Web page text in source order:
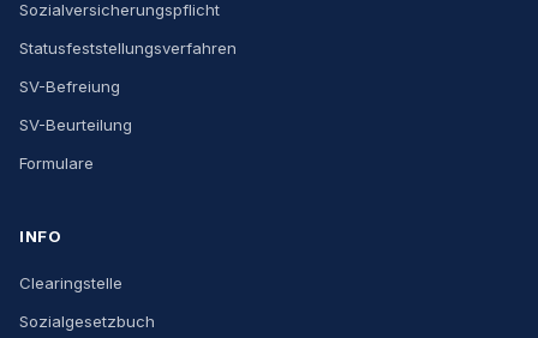
Sozialversicherungspflicht
Statusfeststellungsverfahren
SV-Befreiung
SV-Beurteilung
Formulare
INFO
Clearingstelle
Sozialgesetzbuch